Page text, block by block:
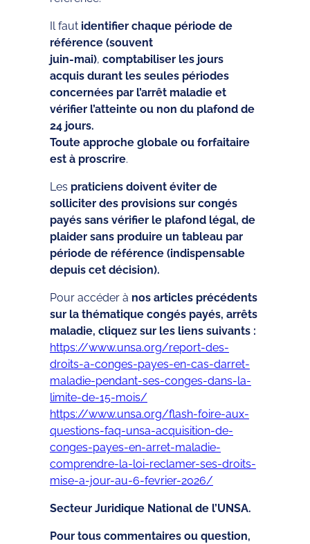
Il faut identifier chaque période de
référence (souvent
juin‑mai), comptabiliser les jours
acquis durant les seules périodes
concernées par l’arrêt maladie et
vérifier l’atteinte ou non du plafond de
24 jours.
Toute approche globale ou forfaitaire
est à proscrire.
Les praticiens doivent éviter de
solliciter des provisions sur congés
payés sans vérifier le plafond légal, de
plaider sans produire un tableau par
période de référence (indispensable
depuis cet décision).
Pour accéder à nos articles précédents
sur la thématique congés payés, arrêts
maladie, cliquez sur les liens suivants :
https://www.unsa.org/report-des-
droits-a-conges-payes-en-cas-darret-
maladie-pendant-ses-conges-dans-la-
limite-de-15-mois/
https://www.unsa.org/flash-foire-aux-
questions-faq-unsa-acquisition-de-
conges-payes-en-arret-maladie-
comprendre-la-loi-reclamer-ses-droits-
mise-a-jour-au-6-fevrier-2026/
Secteur Juridique National de l’UNSA.
Pour tous commentaires ou question,